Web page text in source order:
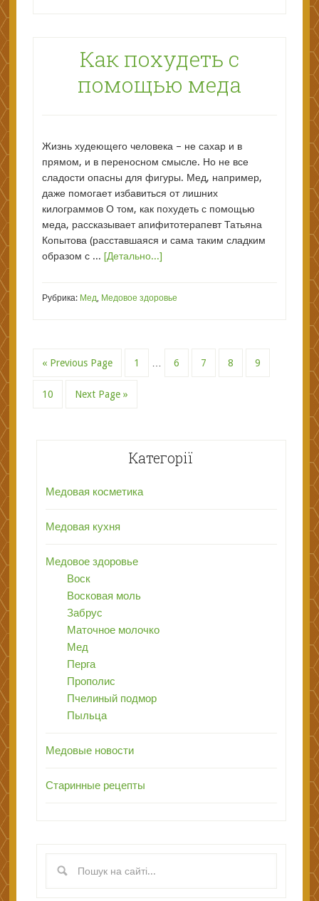
Как похудеть с
помощью меда
Жизнь худеющего человека – не сахар и в
прямом, и в переносном смысле. Но не все
сладости опасны для фигуры. Мед, например,
даже помогает избавиться от лишних
килограммов О том, как похудеть с помощью
меда, рассказывает апифитотерапевт Татьяна
Копытова (расставшаяся и сама таким сладким
образом с ... [Детально...]
Рубрика: Мед, Медовое здоровье
« Previous Page 1 6 7 8 9
10 Next Page »
Категорії
Медовая косметика
Медовая кухня
Медовое здоровье
Воск
Восковая моль
Забрус
Маточное молочко
Мед
Перга
Прополис
Пчелиный подмор
Пыльца
Медовые новости
Старинные рецепты